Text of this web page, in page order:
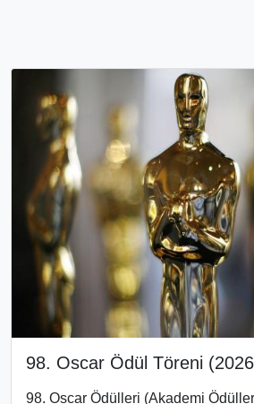
98. Oscar Ödül Töreni
98. Oscar Ödülleri (Akademi